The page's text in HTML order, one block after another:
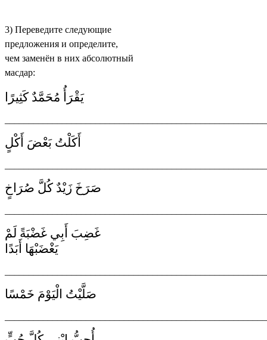
3) Переведите следующие
предложения и определите,
чем заменён в них абсолютный
масдар:
يَقْرَأُ مُحَمَّدٌ كَثِيرًا
أَكَلْتُ بَعْضَ أَكْلٍ
صَرَخَ زَيْدٌ كُلَّ صُرَاخٍ
غَضِبَ أَبِي غَضْبَةً لَمْ
يَغْضَبْهَا أَبَدًا
صَلَّيْتُ الْيَوْمَ خَمْسًا